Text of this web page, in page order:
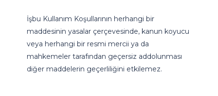
İşbu Kullanım Koşullarının herhangi bir
maddesinin yasalar çerçevesinde, kanun koyucu
veya herhangi bir resmi mercii ya da
mahkemeler tarafından geçersiz addolunması
diğer maddelerin geçerliliğini etkilemez.